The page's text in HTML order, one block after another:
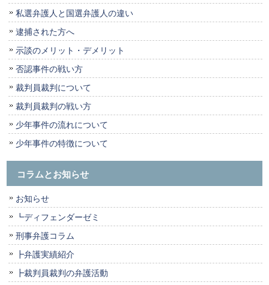
私選弁護人と国選弁護人の違い
逮捕された方へ
示談のメリット・デメリット
否認事件の戦い方
裁判員裁判について
裁判員裁判の戦い方
少年事件の流れについて
少年事件の特徴について
コラムとお知らせ
お知らせ
┗ディフェンダーゼミ
刑事弁護コラム
┣弁護実績紹介
┣裁判員裁判の弁護活動